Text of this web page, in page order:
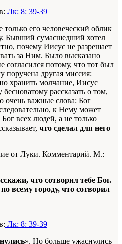
Лк: 8: 39-39
только его человеческий облик
Бывший сумасшедший хотел
почему Иисус не разрешает
за Ним. Было высказано
согласился потому, что тот был
поручена другая миссия:
хранить молчание, Иисус
рассказать о том,
очень важные слова: Бог
к Нему может
всех людей, а не только
что сделал для него
от Луки. Комментарий. М.:
что сотворил тебе Бог.
всему городу, что сотворил
Лк: 8: 39-39
». Но больше ужаснулись